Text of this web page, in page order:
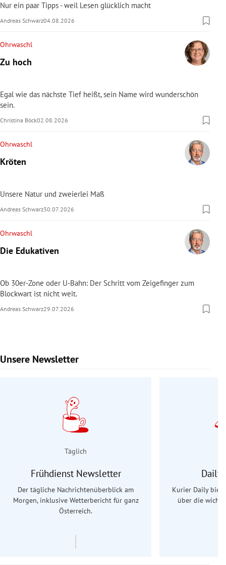
Nur ein paar Tipps - weil Lesen glücklich macht
Andreas Schwarz04.08.2026
Ohrwaschl
Zu hoch
Egal wie das nächste Tief heißt, sein Name wird wunderschön
sein.
Christina Böck02.08.2026
Ohrwaschl
Kröten
Unsere Natur und zweierlei Maß
Andreas Schwarz30.07.2026
Ohrwaschl
Die Edukativen
Ob 30er-Zone oder U-Bahn: Der Schritt vom Zeigefinger zum
Blockwart ist nicht weit.
Andreas Schwarz29.07.2026
Unsere Newsletter
Slide 1 von 9
Täglich
Frühdienst Newsletter
Der tägliche Nachrichtenüberblick am
Morgen, inklusive Wetterbericht für ganz
Österreich.
Daily
Kurier Daily
über die